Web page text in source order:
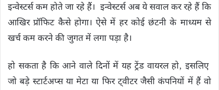
इन्वेस्टर्स कम होते जा रहे हैं। इन्वेस्टर्स अब ये सवाल कर रहे हैं कि
आखिर प्रॉफिट कैसे होगा। ऐसे में हर कोई छंटनी के माध्यम से
खर्च कम करने की जुगत में लगा पड़ा है।
हो सकता है कि आने वाले दिनों में यह ट्रेंड वायरल हो‚ इसलिए
जो बड़े स्टार्टअप्स या मेटा या फिर ट्वीटर जैसी कंपनियों में हैं वो